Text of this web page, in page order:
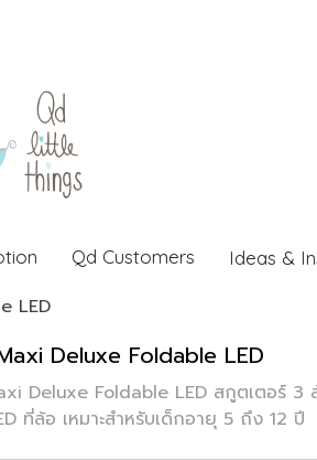
Qd Customers Ideas &
LED
Deluxe Foldable LED
Deluxe Foldable LED สกูตเตอร์ 3
ที่ล้อ เหมาะสำหรับเด็กอายุ 5 ถึง 12 ปี